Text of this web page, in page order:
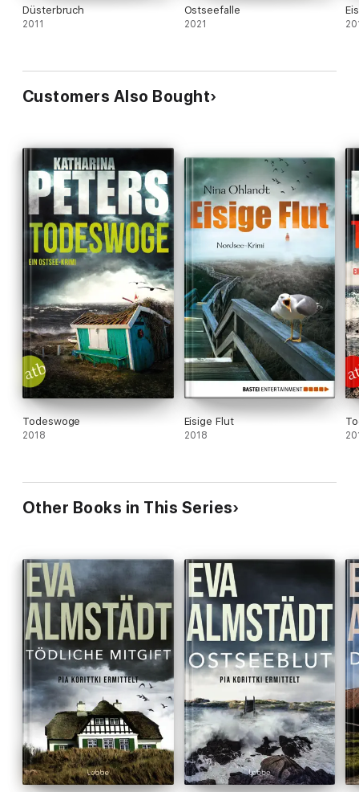
Düsterbruch
2011
Ostseefalle
2021
Customers Also Bought
Todeswoge
2018
Eisige Flut
2018
Other Books in This Series